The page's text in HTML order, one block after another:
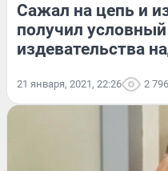
Сажал на цепь и
получил
издевательства
21 января, 2021, 22:26 2 796